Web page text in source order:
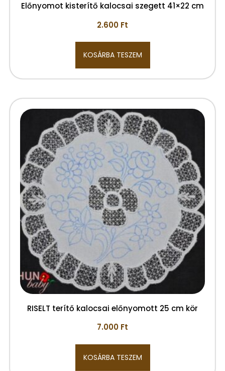
Előnyomot kisterítő kalocsai szegett 41×22 cm
2.600 Ft
KOSÁRBA TESZEM
RISELT terítő kalocsai előnyomott 25 cm kör
7.000 Ft
KOSÁRBA TESZEM